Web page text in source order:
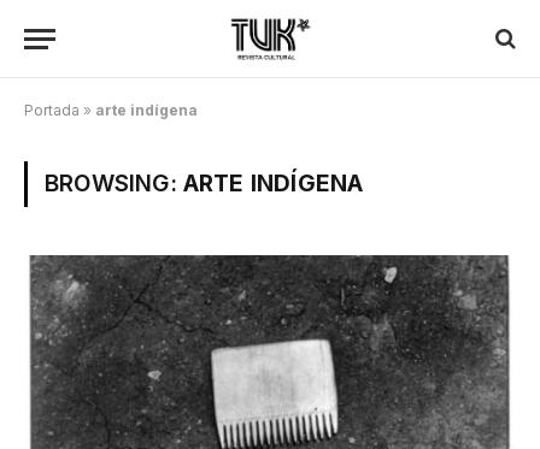
Portada » arte indígena
BROWSING: ARTE INDÍGENA